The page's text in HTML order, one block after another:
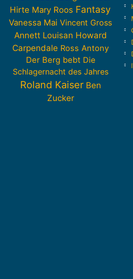
Hirte Mary Roos Fantasy
Vanessa Mai Vincent Gross
Annett Louisan Howard
Carpendale Ross Antony
Der Berg bebt Die
Schlagernacht des Jahres
Roland Kaiser Ben
Zucker